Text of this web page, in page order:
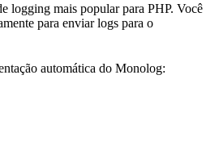
logging mais popular para PHP. Você
para enviar logs para o
automática do Monolog: